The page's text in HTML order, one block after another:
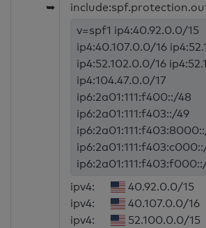
➥
v=spf1 ip4:40.92.0.0/15
ip4:40.107.0.0/16
ip4:52.102.0.0/16
ip4:104.47.0.0/17
ip6:2a01:111:f400::/48
ip6:2a01:111:f403::/49
ipv4:
40.92.0.0/15
ipv4:
40.107.0.0/16
ipv4:
52.100.0.0/15